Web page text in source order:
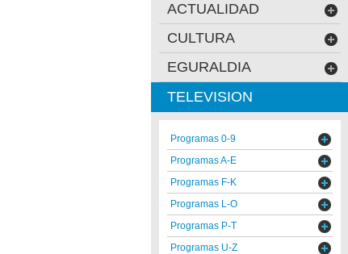
ACTUALIDAD
CULTURA
EGURALDIA
TELEVISION
Programas 0-9
Programas A-E
Programas F-K
Programas L-O
Programas P-T
Programas U-Z